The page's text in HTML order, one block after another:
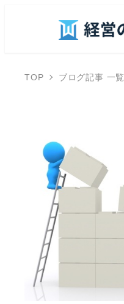
TOP ブログ記事 一覧